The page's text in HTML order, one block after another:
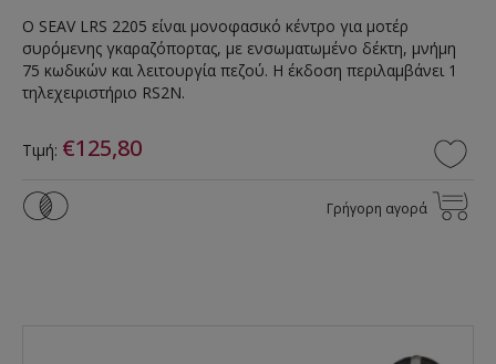
Ο SEAV LRS 2205 είναι μονοφασικό κέντρο για μοτέρ
συρόμενης γκαραζόπορτας, με ενσωματωμένο δέκτη, μνήμη
75 κωδικών και λειτουργία πεζού. Η έκδοση περιλαμβάνει 1
τηλεχειριστήριο RS2N.
Τιμή: €125,80
Γρήγορη αγορά